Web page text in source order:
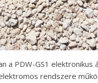
a PDW-GS1
rendszere